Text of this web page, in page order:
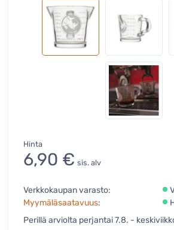
Hinta
6,90 € sis. alv
Verkkokaupan varasto:
Myymäläsaatavuus:
Perillä arviolta perjantai 7.8. -